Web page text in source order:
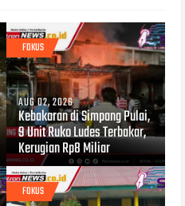
FOKUS
AUG 02, 2026
Kebakaran di Simpang Pulai,
9 Unit Ruko Ludes Terbakar,
Kerugian Rp8 Miliar
FOKUS